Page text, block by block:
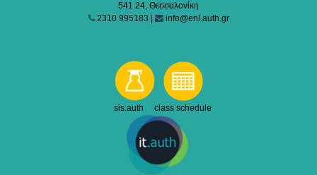
541 24, Θεσσαλονίκη
2310 995183 |
info@enl.auth.gr
sis.auth class schedule